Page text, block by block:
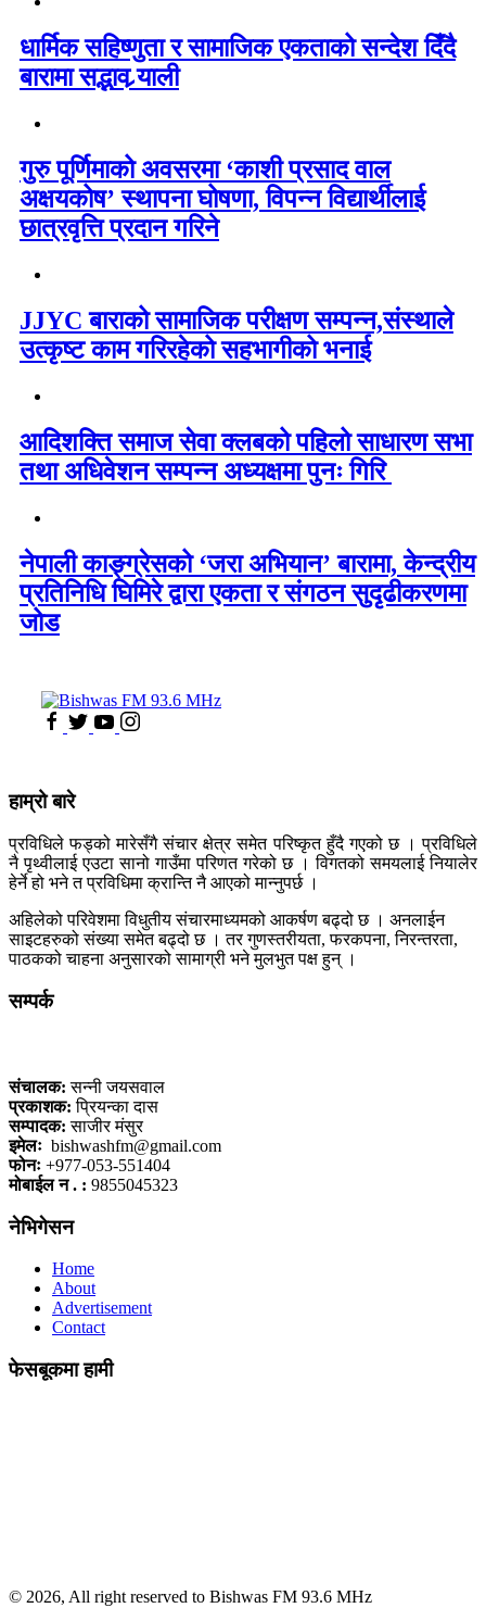
धार्मिक सहिष्णुता र सामाजिक एकताको सन्देश दिँदै
बारामा सद्भाव र्‍याली
गुरु पूर्णिमाको अवसरमा ‘काशी प्रसाद वाल
अक्षयकोष’ स्थापना घोषणा, विपन्न विद्यार्थीलाई
छात्रवृत्ति प्रदान गरिने
JJYC बाराको सामाजिक परीक्षण सम्पन्न,संस्थाले
उत्कृष्ट काम गरिरहेको सहभागीको भनाई
आदिशक्ति समाज सेवा क्लबको पहिलो साधारण सभा
तथा अधिवेशन सम्पन्न अध्यक्षमा पुनः गिरि
नेपाली काङ्ग्रेसको ‘जरा अभियान’ बारामा, केन्द्रीय
प्रतिनिधि घिमिरे द्वारा एकता र संगठन सुदृढीकरणमा
जोड
हाम्रो बारे
प्रविधिले फड्को मारेसँगै संचार क्षेत्र समेत परिष्कृत हुँदै गएको छ । प्रविधिले
नै पृथ्वीलाई एउटा सानो गाउँमा परिणत गरेको छ । विगतको समयलाई नियालेर
हेर्ने हो भने त प्रविधिमा क्रान्ति नै आएको मान्नुपर्छ ।
अहिलेको परिवेशमा विधुतीय संचारमाध्यमको आकर्षण बढ्दो छ । अनलाईन
साइटहरुको संख्या समेत बढ्दो छ । तर गुणस्तरीयता, फरकपना, निरन्तरता,
पाठकको चाहना अनुसारको सामाग्री भने मुलभुत पक्ष हुन् ।
सम्पर्क
संचालक: सन्नी जयसवाल
प्रकाशक: प्रियन्का दास
सम्पादक: साजीर मंसुर
इमेलः bishwashfm@gmail.com
फोनः +977-053-551404
मोबाईल न . : 9855045323
नेभिगेसन
Home
About
Advertisement
Contact
फेसबूकमा हामी
© 2026, All right reserved to Bishwas FM 93.6 MHz